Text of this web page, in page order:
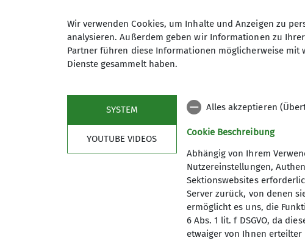
Skitouren, Hochtouren, Bergsteigen
Details
Anmeldung
Sektion
Wir verwenden Cookies, um Inhalte und Anzeigen zu
analysieren. Außerdem geben wir Informationen zu
Partner führen diese Informationen möglicherweise mit
Dienste gesammelt haben.
SYSTEM
YOUTUBE VIDEOS
Alles akzeptieren
Cookie Beschreibung
Abhängig von Ihrem
Nutzereinstellungen,
Sektionswebsites
Server zurück, von denen
ermöglicht es uns, die
6 Abs. 1 lit. f DSGVO, da
etwaiger von Ihnen erteilter